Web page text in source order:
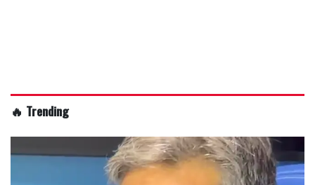
🔥 Trending